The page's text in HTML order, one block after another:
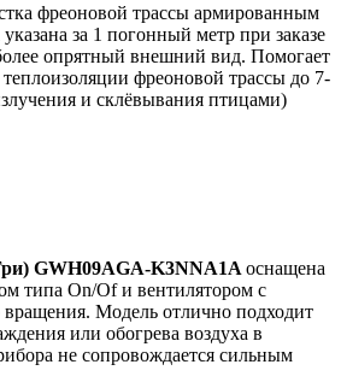
фреоновой трассы армированным
за 1 погонный метр при заказе
опрятный внешний вид. Помогает
фреоновой трассы до 7-
и склёвывания птицами)
GWH09AGA-K3NNA1A оснащена
типа On/Of и вентилятором с
вращения. Модель отлично подходит
или обогрева воздуха в
не сопровождается сильным